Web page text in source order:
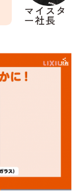
マイスタ
ー社長